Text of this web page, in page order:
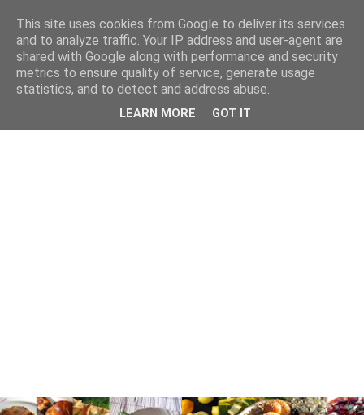
This site uses cookies from Google to deliver its services
and to analyze traffic. Your IP address and user-agent are
shared with Google along with performance and security
metrics to ensure quality of service, generate usage
statistics, and to detect and address abuse.
LEARN MORE GOT IT